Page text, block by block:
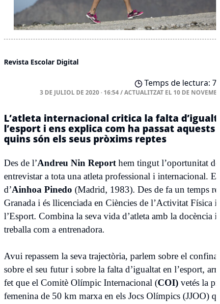
Revista Escolar Digital
Temps de lectura: 7
3 DE JULIOL DE 2020 · 16:54/ACTUALITZAT EL 10 DE
L’atleta internacional critica la falta
l’esport i ens explica com ha passat aquests
quins són els seus pròxims reptes
Des de l’Andreu Nin Reporthem tingut l’oportunitat
entrevistar a tota una atleta professional i internacional.
d’Ainhoa Pinedo (Madrid, 1983). Des de fa un temps
Granada i és llicenciada en Ciències de l’Activitat Física i
l’Esport. Combina la seva vida d’atleta amb la docència i
treballa com a entrenadora.
Avui repassem la seva trajectòria, parlem sobre el
sobre el seu futur i sobre la falta d’igualtat en l’esport,
fet que el Comitè Olímpic Internacional (COI) vetés la
femenina de 50 km marxa en els Jocs Olímpics (JJOO)